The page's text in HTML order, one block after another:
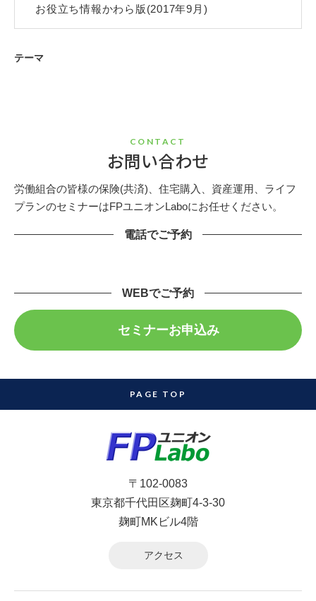
お役立ち情報かわら版(2017年9月)
テーマ
CONTACT
お問い合わせ
労働組合の皆様の保険(共済)、住宅購入、資産運用、ライフ
プランのセミナーはFPユニオンLaboにお任せください。
電話でご予約
WEBでご予約
セミナーお申込み
PAGE TOP
〒102-0083
東京都千代田区麹町4-3-30
麹町MKビル4階
アクセス